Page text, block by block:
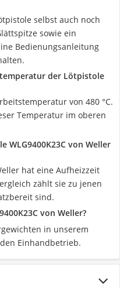
selbst auch noch
sowie ein
Bedienungsanleitung
der Lötpistole
von 480 °C.
Temperatur im oberen
WLG9400K23C von Weller
hat eine Aufheizzeit
zählt sie zu jenen
sind.
von Weller?
in unserem
Einhandbetrieb.